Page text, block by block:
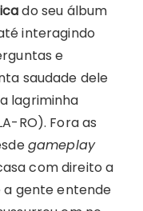
do seu álbum
interagindo
e
saudade dele
lagriminha
RO). Fora as
gameplay
com direito a
a gente entende